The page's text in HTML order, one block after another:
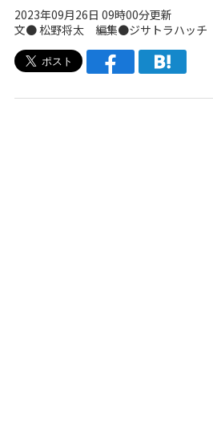
2023年09月26日 09時00分更新
文● 松野将太 編集●ジサトラハッチ